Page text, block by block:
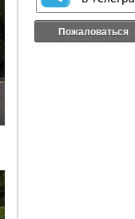
Пожаловаться